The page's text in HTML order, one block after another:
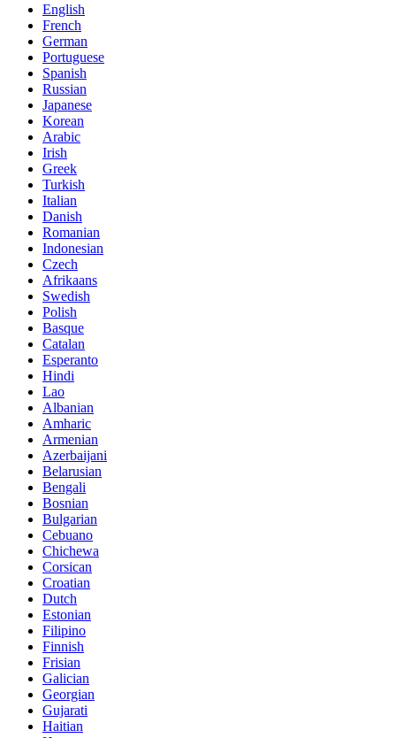
English
French
German
Portuguese
Spanish
Russian
Japanese
Korean
Arabic
Irish
Greek
Turkish
Italian
Danish
Romanian
Indonesian
Czech
Afrikaans
Swedish
Polish
Basque
Catalan
Esperanto
Hindi
Lao
Albanian
Amharic
Armenian
Azerbaijani
Belarusian
Bengali
Bosnian
Bulgarian
Cebuano
Chichewa
Corsican
Croatian
Dutch
Estonian
Filipino
Finnish
Frisian
Galician
Georgian
Gujarati
Haitian